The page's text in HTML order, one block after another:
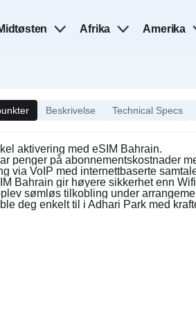
Afrika Amerika
Beskrivelse Technical Specs
aktivering med eSIM Bahrain.
penger på abonnementskostnader
via VoIP med internettbaserte
Bahrain gir høyere sikkerhet enn
sømløs tilkobling under
deg enkelt til i Adhari Park med